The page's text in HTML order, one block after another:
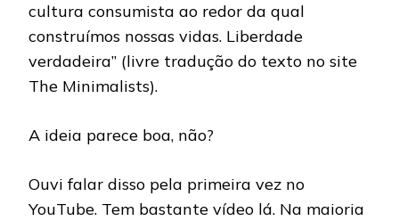
cultura consumista ao redor da qual
construímos nossas vidas. Liberdade
verdadeira” (livre tradução do texto no site
The Minimalists).
A ideia parece boa, não?
Ouvi falar disso pela primeira vez no
YouTube. Tem bastante vídeo lá. Na maioria